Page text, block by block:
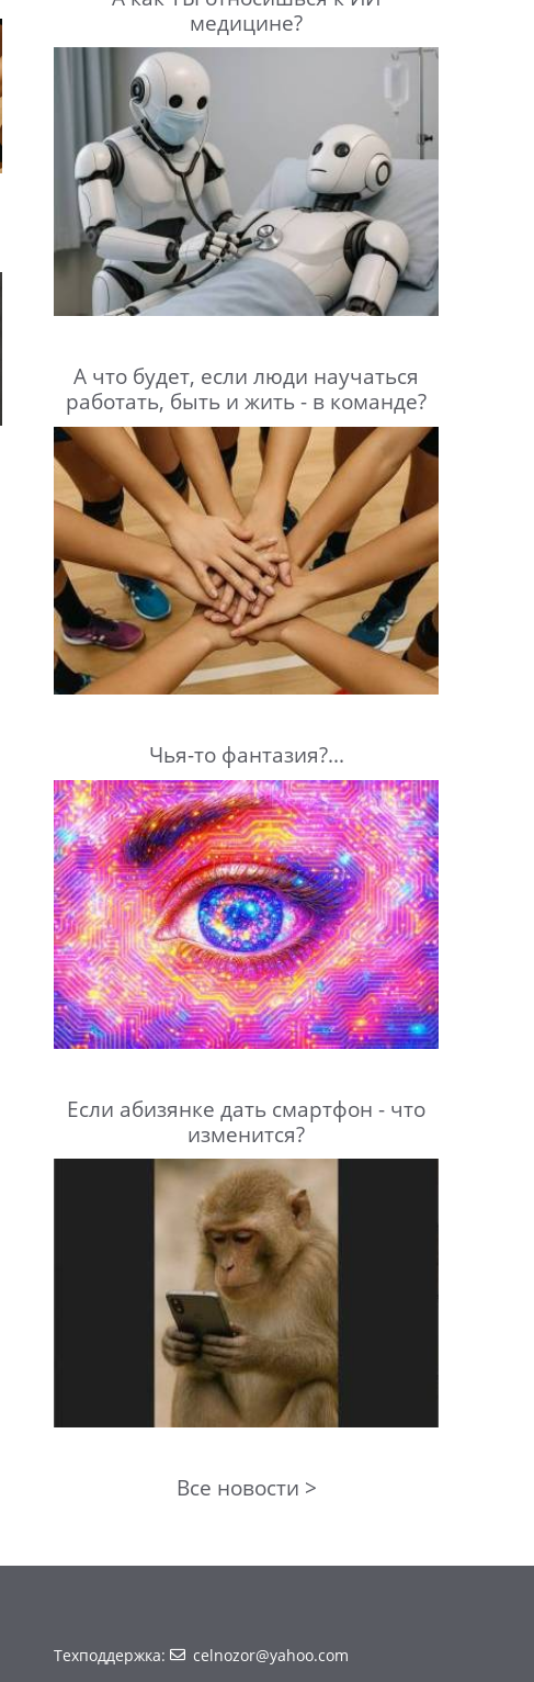
медицине?
А что будет, если люди научаться
работать, быть и жить - в команде?
Чья-то фантазия?...
Если абизянке дать смартфон - что
изменится?
Все новости >
Техподдержка: celnozor@yahoo.com